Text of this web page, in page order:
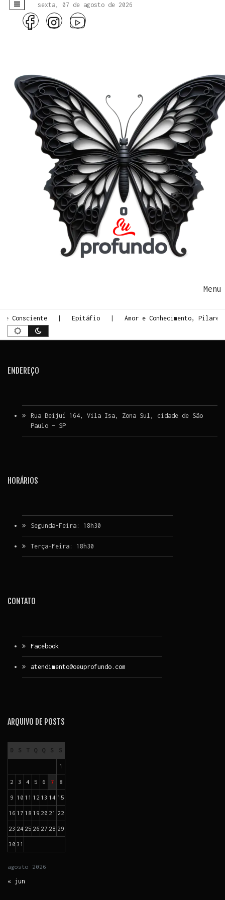
sexta, 07 de agosto de 2026
Consciente Epitáfio Amor e Conhecimento,
ENDEREÇO
Rua Beijuí 164, Vila Isa, Zona Sul, cidade de São
Paulo – SP
HORÁRIOS
Segunda-Feira: 18h30
Terça-Feira: 18h30
CONTATO
Facebook
atendimento@oeuprofundo.com
ARQUIVO DE POSTS
agosto 2026
D S T Q Q S S
1
2 3 4 5 6 7 8
9 10 11 12 13 14 15
16 17 18 19 20 21 22
23 24 25 26 27 28 29
30 31
« jun